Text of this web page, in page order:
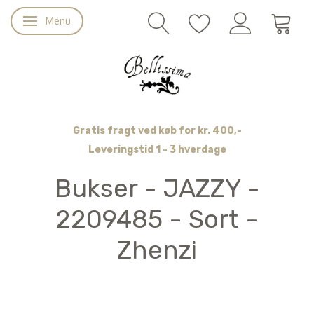
Skifte navigation
Menu
Gratis fragt ved køb for kr. 400,-
Leveringstid 1 - 3 hverdage
Bukser - JAZZY -
2209485 - Sort -
Zhenzi